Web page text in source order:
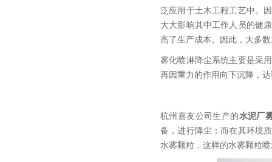
泛应用于土木工程工艺中。
大大影响其中工作人员的健
高了生产成本。因此，大多
雾化喷淋降尘系统主要是采
再因重力的作用向下沉降，
杭州嘉友公司生产的水泥厂
备，进行降尘；而在其环境
水雾颗粒，这样的水雾颗粒